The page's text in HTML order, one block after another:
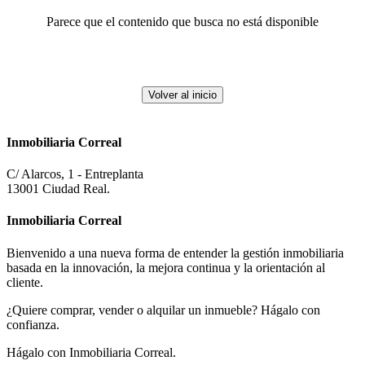
Parece que el contenido que busca no está disponible
Volver al inicio
Inmobiliaria Correal
C/ Alarcos, 1 - Entreplanta
13001 Ciudad Real.
Inmobiliaria Correal
Bienvenido a una nueva forma de entender la gestión inmobiliaria
basada en la innovación, la mejora continua y la orientación al
cliente.
¿Quiere comprar, vender o alquilar un inmueble? Hágalo con
confianza.
Hágalo con Inmobiliaria Correal.